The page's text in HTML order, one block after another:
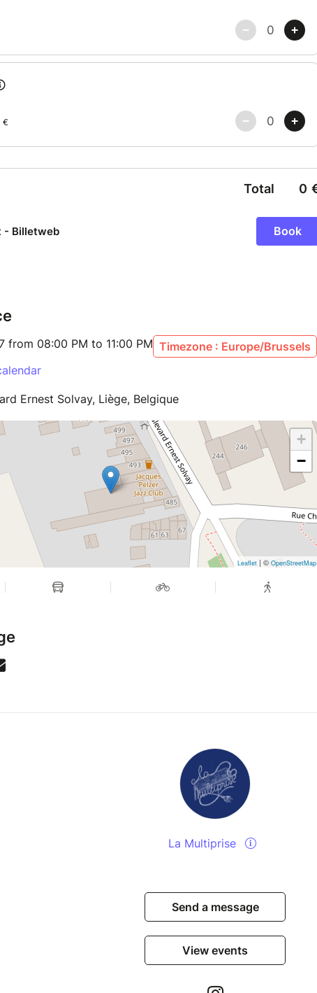
from 08:00 PM to 11:00 PM Timezone : Europe/Brussels
Ernest Solvay, Liège, Belgique
+
−
Leaflet | © OpenStreetMap
La Multiprise
Send a message
View events